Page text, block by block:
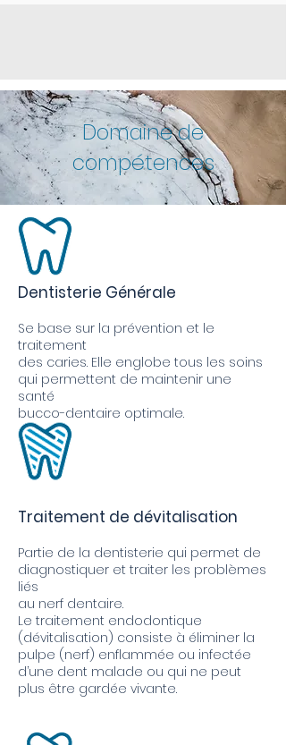
Domaine de
compétences
Dentisterie Générale
Se base sur la prévention et le
traitement
des caries. Elle englobe tous les soins
qui permettent de maintenir une
santé
bucco-dentaire optimale.
Traitement de dévitalisation
Partie de la dentisterie qui permet de
diagnostiquer et traiter les problèmes
liés
au nerf dentaire.
Le traitement endodontique
(dévitalisation) consiste à éliminer la
pulpe (nerf) enflammée ou infectée
d’une dent malade ou qui ne peut
plus être gardée vivante.